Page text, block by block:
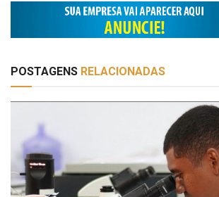
POSTAGENS RELACIONADAS